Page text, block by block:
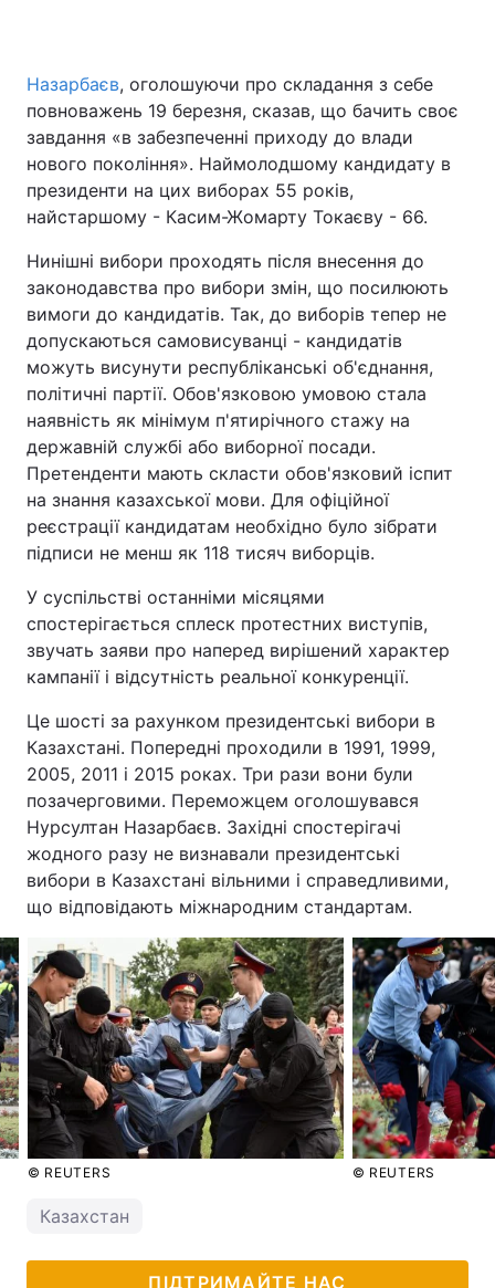
Назарбаєв, оголошуючи про складання з себе
повноважень 19 березня, сказав, що бачить своє
завдання «в забезпеченні приходу до влади
нового покоління». Наймолодшому кандидату в
президенти на цих виборах 55 років,
найстаршому - Касим-Жомарту Токаєву - 66.
Нинішні вибори проходять після внесення до
законодавства про вибори змін, що посилюють
вимоги до кандидатів. Так, до виборів тепер не
допускаються самовисуванці - кандидатів
можуть висунути республіканські об'єднання,
політичні партії. Обов'язковою умовою стала
наявність як мінімум п'ятирічного стажу на
державній службі або виборної посади.
Претенденти мають скласти обов'язковий іспит
на знання казахської мови. Для офіційної
реєстрації кандидатам необхідно було зібрати
підписи не менш як 118 тисяч виборців.
У суспільстві останніми місяцями
спостерігається сплеск протестних виступів,
звучать заяви про наперед вирішений характер
кампанії і відсутність реальної конкуренції.
Це шості за рахунком президентські вибори в
Казахстані. Попередні проходили в 1991, 1999,
2005, 2011 і 2015 роках. Три рази вони були
позачерговими. Переможцем оголошувався
Нурсултан Назарбаєв. Західні спостерігачі
жодного разу не визнавали президентські
вибори в Казахстані вільними і справедливими,
що відповідають міжнародним стандартам.
© REUTERS © REUTERS
Казахстан
ПІДТРИМАЙТЕ НАС